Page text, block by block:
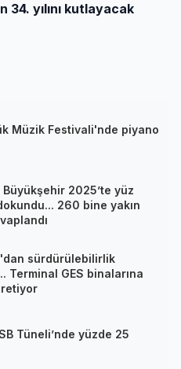
34. yılını kutlayacak
Müzik Festivali'nde piyano
2025’te yüz
260 bine yakın
sürdürülebilirlik
Terminal GES binalarına
Tüneli’nde yüzde 25